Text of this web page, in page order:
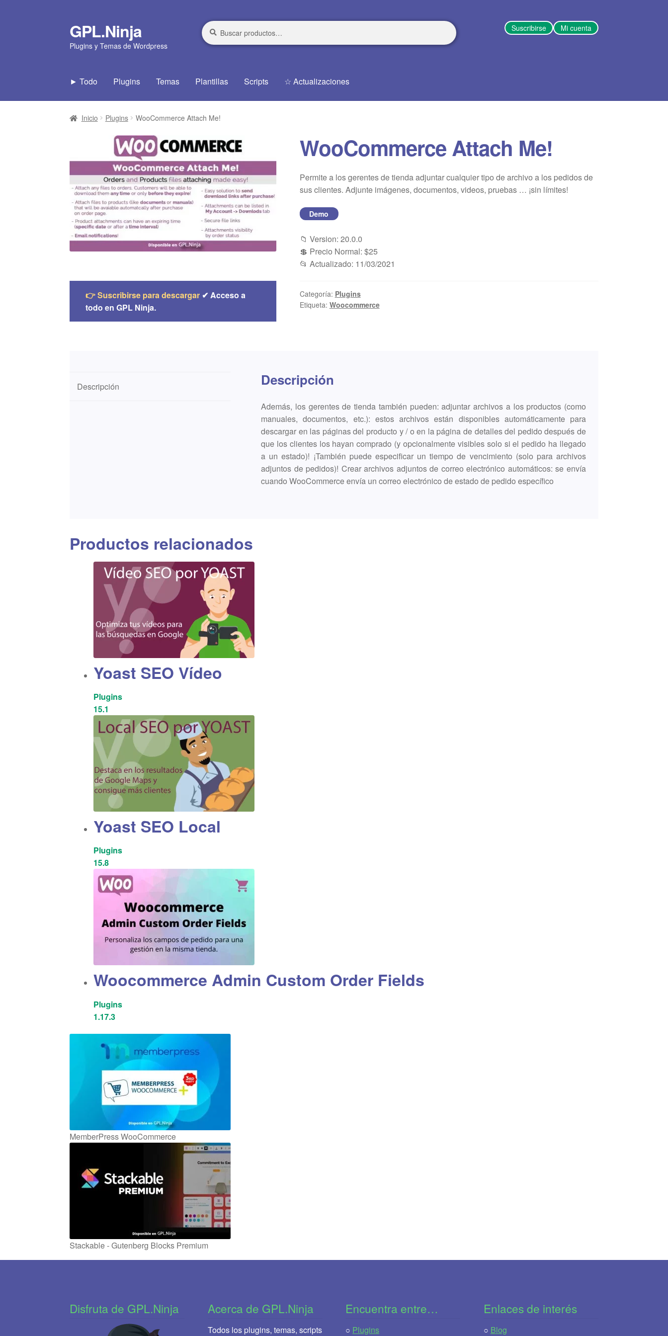
Ir
a
la
Ir
al
contenido
GPL.Ninja
Plugins y Temas de Wordpress
Suscribirse Mi cuenta
Buscar
por:
Buscar
► Todo Plugins Temas Plantillas Scripts ☆ Actualizaciones
Inicio Plugins WooCommerce Attach Me!
WooCommerce Attach Me!
Permite a los gerentes de tienda adjuntar cualquier tipo de archivo a los pedidos de
sus clientes. Adjunte imágenes, documentos, videos, pruebas … ¡sin límites!
Demo
📁 Version: 20.0.0
💲 Precio Normal: $25
📂 Actualizado: 11/03/2021
Categoría: Plugins
Etiqueta: Woocommerce
👉 Suscribirse para descargar ✔ Acceso a
todo en GPL Ninja.
Descripción Descripción
Además, los gerentes de tienda también pueden: adjuntar archivos a los productos (como
manuales, documentos, etc.): estos archivos están disponibles automáticamente para
descargar en las páginas del producto y / o en la página de detalles del pedido después de
que los clientes los hayan comprado (y opcionalmente visibles solo si el pedido ha llegado
a un estado)! ¡También puede especificar un tiempo de vencimiento (solo para archivos
adjuntos de pedidos)! Crear archivos adjuntos de correo electrónico automáticos: se envía
cuando WooCommerce envía un correo electrónico de estado de pedido específico
Productos relacionados
Yoast SEO Vídeo
Plugins
15.1
Yoast SEO Local
Plugins
15.8
Woocommerce Admin Custom Order Fields
Plugins
1.17.3
MemberPress WooCommerce
Stackable - Gutenberg Blocks Premium
Disfruta de GPL.Ninja Acerca de GPL.Ninja
Todos los plugins, temas, scripts
Encuentra entre…
○ Plugins
Enlaces de interés
○ Blog